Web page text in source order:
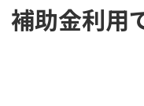
補助金利用